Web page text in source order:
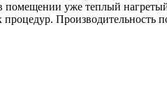
помещении уже теплый